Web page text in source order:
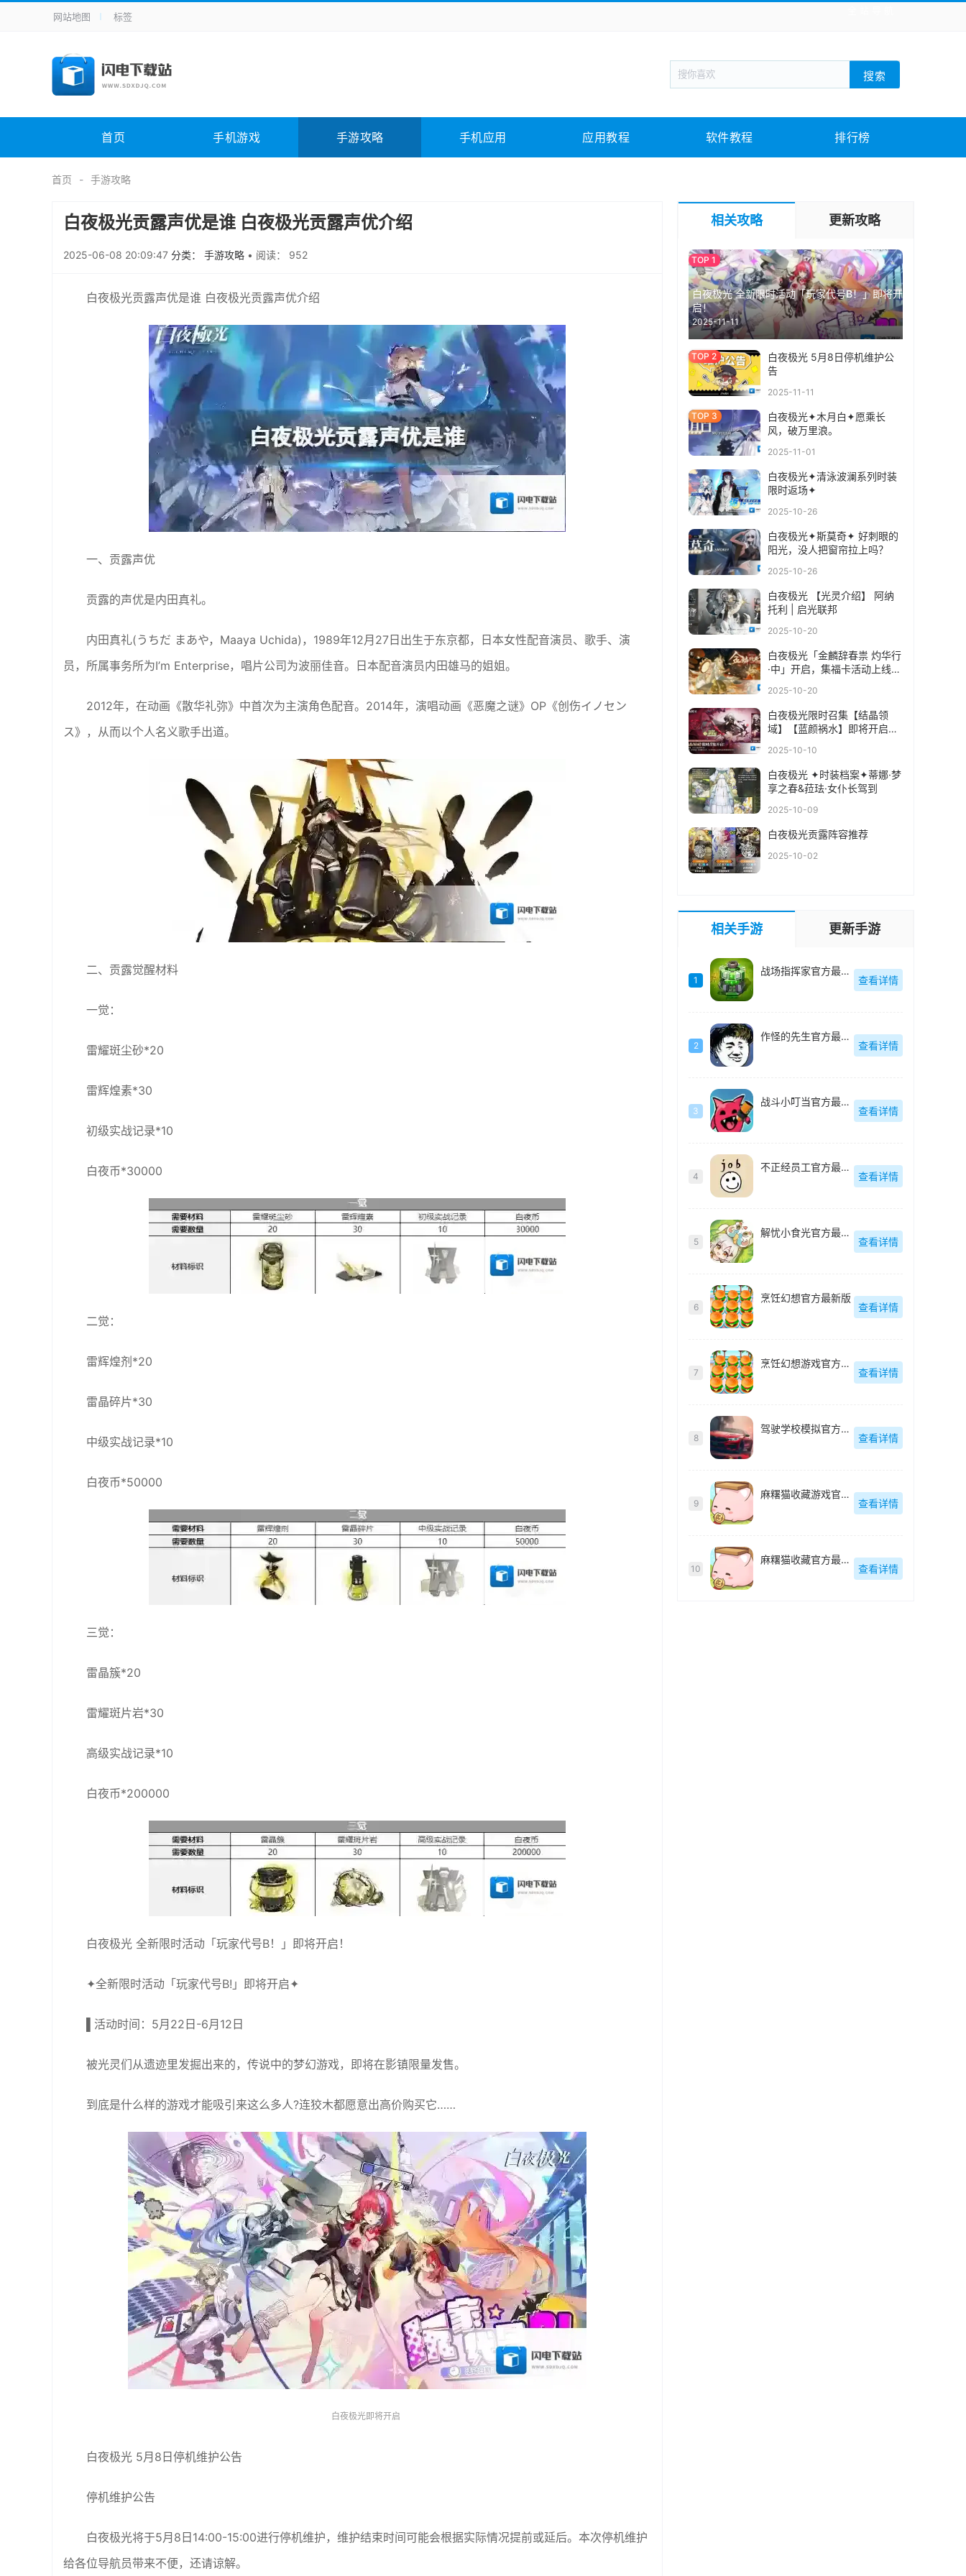
手机应用 新闻阅读 旅游出行 生活实用
手机游戏 H5游戏 回合网游 战棋游戏 枪战射击
电脑软件 其它类别 图形软件 安全相关 应用软件 影音软件 插件下载 教育教学 游戏娱乐 系统软件 素材下载
未分类 综合其它
网站地图 标签
搜索
首页 手机游戏 手游攻略 手机应用 应用教程 软件教程 排行榜
首页 手游攻略
白夜极光贡露声优是谁 白夜极光贡露声优介绍
2025-06-08 20:09:47 分类： 手游攻略 • 阅读： 952
白夜极光贡露声优是谁 白夜极光贡露声优介绍
一、贡露声优
贡露的声优是内田真礼。
内田真礼(うちだ まあや，Maaya Uchida)，1989年12月27日出生于东京都，日本女性配音演员、歌手、演
员，所属事务所为I’m Enterprise，唱片公司为波丽佳音。日本配音演员内田雄马的姐姐。
2012年，在动画《散华礼弥》中首次为主演角色配音。2014年，演唱动画《恶魔之谜》OP《创伤イノセン
ス》，从而以个人名义歌手出道。
二、贡露觉醒材料
一觉：
雷耀斑尘砂*20
雷辉煌素*30
初级实战记录*10
白夜币*30000
二觉：
雷辉煌剂*20
雷晶碎片*30
中级实战记录*10
白夜币*50000
三觉：
雷晶簇*20
雷耀斑片岩*30
高级实战记录*10
白夜币*200000
白夜极光 全新限时活动「玩家代号B！」即将开启！
✦全新限时活动「玩家代号B!」即将开启✦
▌活动时间：5月22日-6月12日
被光灵们从遗迹里发掘出来的，传说中的梦幻游戏，即将在影镇限量发售。
到底是什么样的游戏才能吸引来这么多人?连狡木都愿意出高价购买它……
白夜极光即将开启
白夜极光 5月8日停机维护公告
停机维护公告
白夜极光将于5月8日14:00-15:00进行停机维护，维护结束时间可能会根据实际情况提前或延后。本次停机维护
给各位导航员带来不便，还请谅解。
相关攻略 更新攻略
白夜极光 全新限时活动「玩家代号B！」即将开
启！
2025-11-11
白夜极光 5月8日停机维护公
告
2025-11-11
白夜极光✦木月白✦愿乘长
风，破万里浪。
2025-11-01
白夜极光✦清泳波澜系列时装
限时返场✦
2025-10-26
白夜极光✦斯莫奇✦ 好刺眼的
阳光，没人把窗帘拉上吗？
2025-10-26
白夜极光 【光灵介绍】 阿纳
托利 | 启光联邦
2025-10-20
白夜极光「金麟辞春祟 灼华行
·中」开启，集福卡活动上线，
2025-10-20
白夜极光限时召集【结晶领
域】【蓝颜祸水】即将开启，
升！
2025-10-10
白夜极光 ✦时装档案✦蒂娜·梦
享之春&菈珐·女仆长驾到
2025-10-09
白夜极光贡露阵容推荐
2025-10-02
相关手游 更新手游
1
战场指挥家官方最新版
查看详情
2
作怪的先生官方最新版
查看详情
3
战斗小叮当官方最新版
查看详情
4
不正经员工官方最新版
查看详情
5
解忧小食光官方最新版
查看详情
6
烹饪幻想官方最新版
查看详情
7
烹饪幻想游戏官方最新版
查看详情
8
驾驶学校模拟官方最新版
查看详情
9
麻糬猫收藏游戏官方最新版
查看详情
10
麻糬猫收藏官方最新版
查看详情